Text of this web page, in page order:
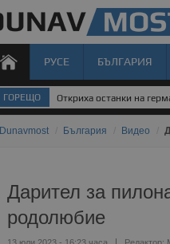
РУСЕ БЪЛГАРИЯ
ГОРЕЩО Откриха останки на
Dunavmost България Видео
Дарител за
родолюбие